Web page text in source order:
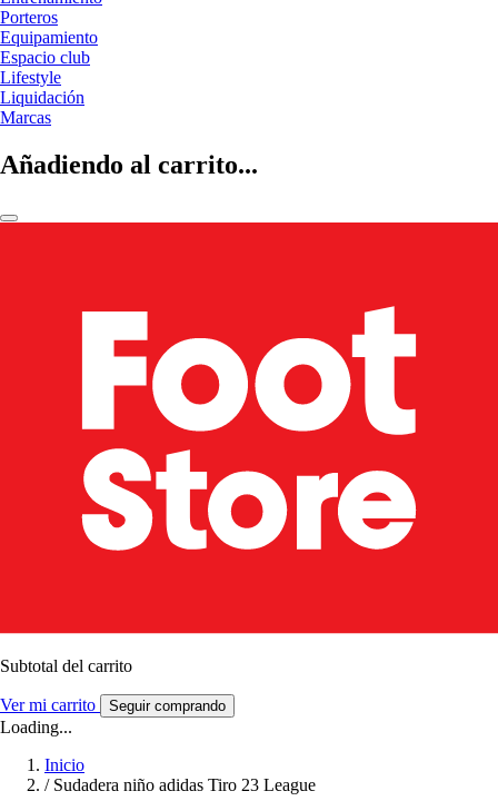
Porteros
Equipamiento
Espacio club
Lifestyle
Liquidación
Marcas
Añadiendo al carrito...
Subtotal del carrito
Ver mi carrito Seguir comprando
Loading...
Inicio
/ Sudadera niño adidas Tiro 23 League